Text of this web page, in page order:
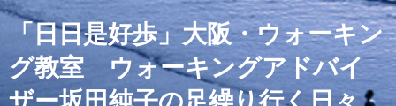
「日日是好歩」大阪・ウォーキン
グ教室 ウォーキングアドバイ